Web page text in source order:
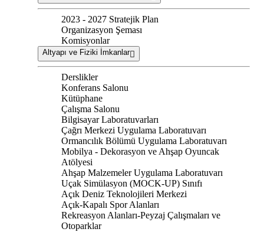
2023 - 2027 Stratejik Plan
Organizasyon Şeması
Komisyonlar
Altyapı ve Fiziki İmkanlar
Derslikler
Konferans Salonu
Kütüphane
Çalışma Salonu
Bilgisayar Laboratuvarları
Çağrı Merkezi Uygulama Laboratuvarı
Ormancılık Bölümü Uygulama Laboratuvarı
Mobilya - Dekorasyon ve Ahşap Oyuncak
Atölyesi
Ahşap Malzemeler Uygulama Laboratuvarı
Uçak Simülasyon (MOCK-UP) Sınıfı
Açık Deniz Teknolojileri Merkezi
Açık-Kapalı Spor Alanları
Rekreasyon Alanları-Peyzaj Çalışmaları ve
Otoparklar